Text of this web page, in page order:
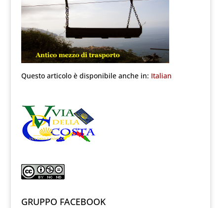
Questo articolo è disponibile anche in: Italian
GRUPPO FACEBOOK